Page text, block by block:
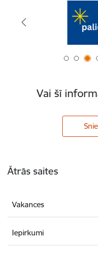
Vai šī
Ātrās saites
Vakances
Iepirkumi